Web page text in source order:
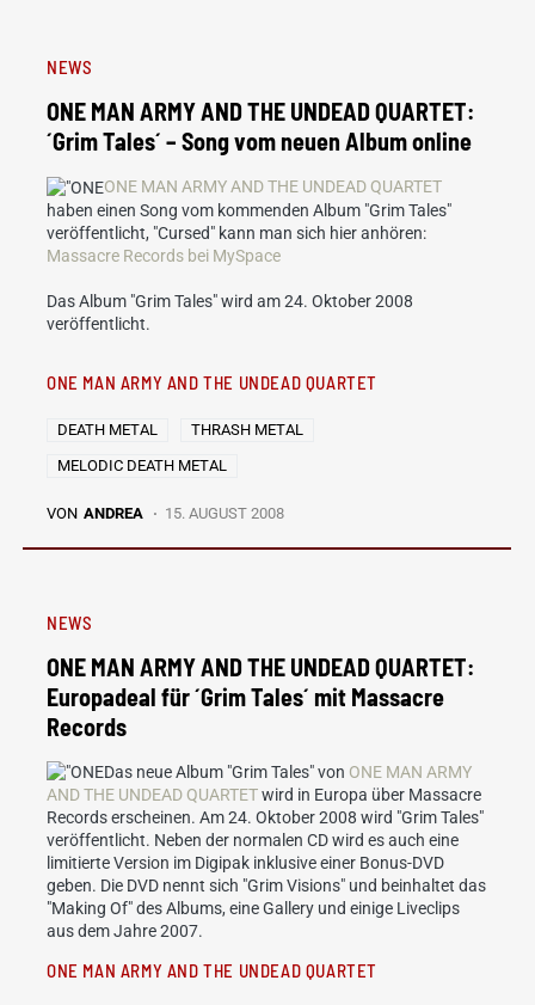
NEWS
ONE MAN ARMY AND THE UNDEAD QUARTET:
´Grim Tales´ – Song vom neuen Album online
ONE MAN ARMY AND THE UNDEAD QUARTET
haben einen Song vom kommenden Album "Grim Tales"
veröffentlicht, "Cursed" kann man sich hier anhören:
Massacre Records bei MySpace
Das Album "Grim Tales" wird am 24. Oktober 2008
veröffentlicht.
ONE MAN ARMY AND THE UNDEAD QUARTET
DEATH METAL
THRASH METAL
MELODIC DEATH METAL
VON ANDREA 15. AUGUST 2008
NEWS
ONE MAN ARMY AND THE UNDEAD QUARTET:
Europadeal für ´Grim Tales´ mit Massacre
Records
Das neue Album "Grim Tales" von ONE MAN ARMY
AND THE UNDEAD QUARTETwird in Europa über Massacre
Records erscheinen. Am 24. Oktober 2008 wird "Grim Tales"
veröffentlicht. Neben der normalen CD wird es auch eine
limitierte Version im Digipak inklusive einer Bonus-DVD
geben. Die DVD nennt sich "Grim Visions" und beinhaltet das
"Making Of" des Albums, eine Gallery und einige Liveclips
aus dem Jahre 2007.
ONE MAN ARMY AND THE UNDEAD QUARTET